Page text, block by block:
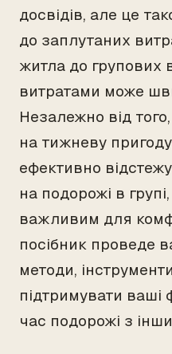
досвідів, але це
до заплутаних
житла до групових
витратами може
Незалежно від
на тижневу
ефективно
на подорожі в
важливим для
посібник проведе
методи,
підтримувати ваші
час подорожі з